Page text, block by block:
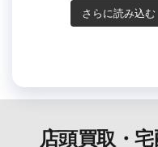
さらに読み込む
店頭買取・